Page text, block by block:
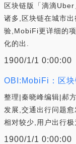
区块链版「滴滴
诸多,区块链在城市
验,MobiFi更详细的
化的出.
1900/1/1 0:00:00
OBI:MobiFi：区
整理|秦晓峰编辑|郝
发展,交通出行问题
相对较少,用户出行极
1900/1/1 0:00:00